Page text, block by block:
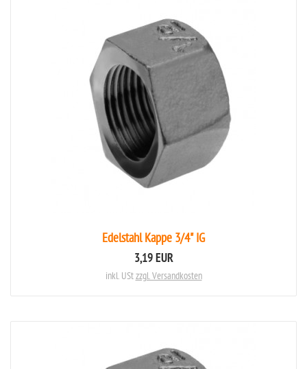
Edelstahl Kappe 3/4" IG
3,19 EUR
inkl. UStzzgl. Versandkosten